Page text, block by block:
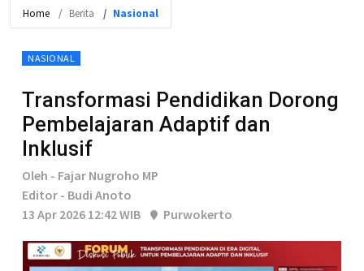
Home Berita Nasional
NASIONAL
Transformasi Pendidikan Dorong
Pembelajaran Adaptif dan
Inklusif
Oleh - Fajar Nugroho MP
Editor - Budi Anoto
13 Apr 2026 12:42 WIB
Purwokerto